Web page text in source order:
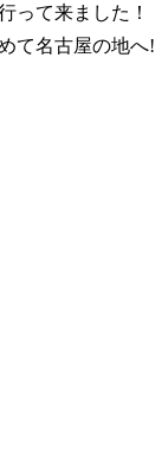
って来ました！
て名古屋の地へ!